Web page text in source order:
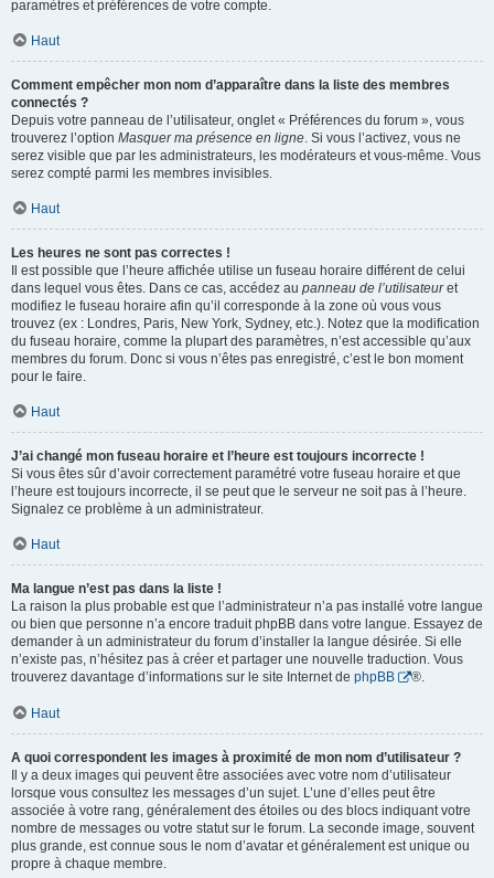
paramètres et préférences de votre compte.
Haut
Comment empêcher mon nom d’apparaître dans la liste des membres
connectés ?
Depuis votre panneau de l’utilisateur, onglet « Préférences du forum », vous
trouverez l’option Masquer ma présence en ligne. Si vous l’activez, vous ne
serez visible que par les administrateurs, les modérateurs et vous-même. Vous
serez compté parmi les membres invisibles.
Haut
Les heures ne sont pas correctes !
Il est possible que l’heure affichée utilise un fuseau horaire différent de celui
dans lequel vous êtes. Dans ce cas, accédez au panneau de l’utilisateuret
modifiez le fuseau horaire afin qu’il corresponde à la zone où vous vous
trouvez (ex : Londres, Paris, New York, Sydney, etc.). Notez que la modification
du fuseau horaire, comme la plupart des paramètres, n’est accessible qu’aux
membres du forum. Donc si vous n’êtes pas enregistré, c’est le bon moment
pour le faire.
Haut
J’ai changé mon fuseau horaire et l’heure est toujours incorrecte !
Si vous êtes sûr d’avoir correctement paramétré votre fuseau horaire et que
l’heure est toujours incorrecte, il se peut que le serveur ne soit pas à l’heure.
Signalez ce problème à un administrateur.
Haut
Ma langue n’est pas dans la liste !
La raison la plus probable est que l’administrateur n’a pas installé votre langue
ou bien que personne n’a encore traduit phpBB dans votre langue. Essayez de
demander à un administrateur du forum d’installer la langue désirée. Si elle
n’existe pas, n’hésitez pas à créer et partager une nouvelle traduction. Vous
trouverez davantage d’informations sur le site Internet de phpBB ®.
Haut
A quoi correspondent les images à proximité de mon nom d’utilisateur ?
Il y a deux images qui peuvent être associées avec votre nom d’utilisateur
lorsque vous consultez les messages d’un sujet. L’une d’elles peut être
associée à votre rang, généralement des étoiles ou des blocs indiquant votre
nombre de messages ou votre statut sur le forum. La seconde image, souvent
plus grande, est connue sous le nom d’avatar et généralement est unique ou
propre à chaque membre.